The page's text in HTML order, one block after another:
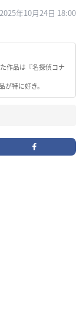
2025年10月24日 18:00
作品は『名探偵コナ
特に好き。